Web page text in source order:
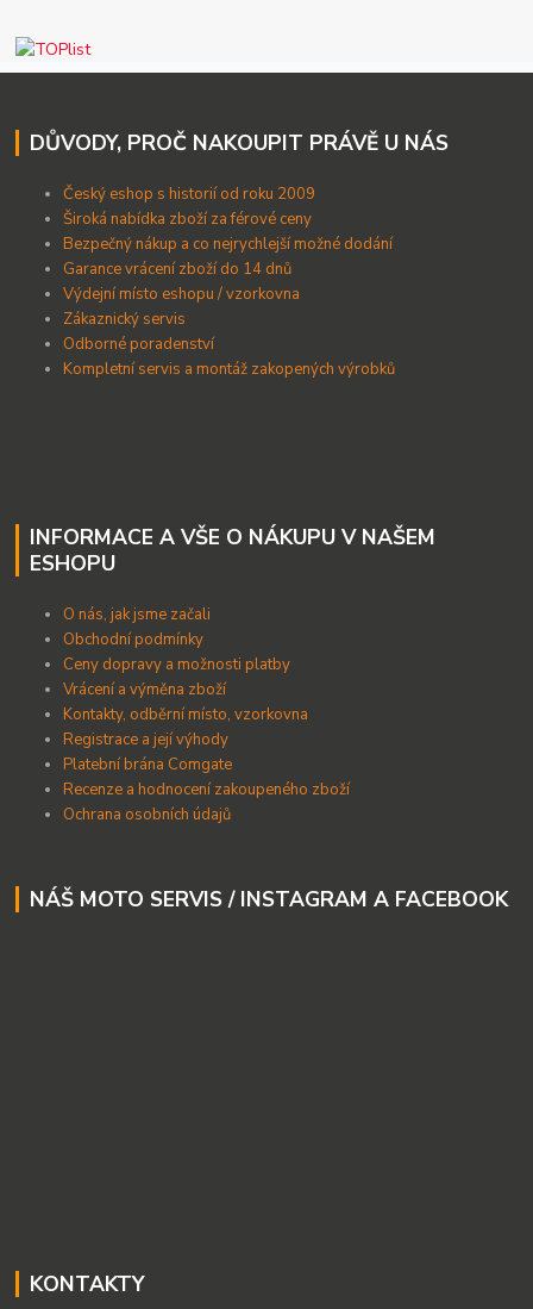
DŮVODY, PROČ NAKOUPIT PRÁVĚ U NÁS
Český eshop s historií od roku 2009
Široká nabídka zboží za férové ceny
Bezpečný nákup a co nejrychlejší možné dodání
Garance vrácení zboží do 14 dnů
Výdejní místo eshopu / vzorkovna
Zákaznický servis
Odborné poradenství
Kompletní servis a montáž zakopených výrobků
INFORMACE A VŠE O NÁKUPU V NAŠEM
ESHOPU
O nás, jak jsme začali
Obchodní podmínky
Ceny dopravy a možnosti platby
Vrácení a výměna zboží
Kontakty, odběrní místo, vzorkovna
Registrace a její výhody
Platební brána Comgate
Recenze a hodnocení zakoupeného zboží
Ochrana osobních údajů
NÁŠ MOTO SERVIS / INSTAGRAM A FACEBOOK
KONTAKTY